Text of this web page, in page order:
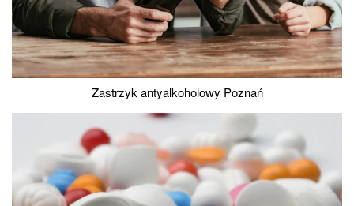
Zastrzyk antyalkoholowy Poznań